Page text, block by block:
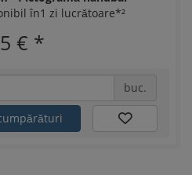
în1 zi lucrătoare*²
€ *
buc.